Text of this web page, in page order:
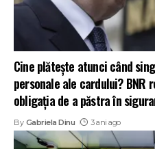
Cine plătește atunci când
personale ale cardului? BNR
obligația de a păstra în
By Gabriela Dinu 3 ani ago